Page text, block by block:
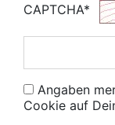
CAPTCHA*
Angaben
Cookie auf